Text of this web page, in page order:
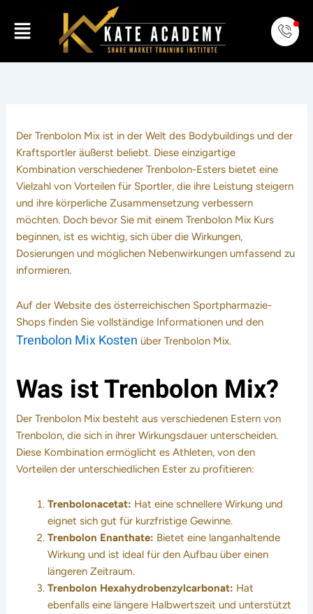
Menu
Der Trenbolon Mix ist in der Welt des Bodybuildings und der
Kraftsportler äußerst beliebt. Diese einzigartige
Kombination verschiedener Trenbolon-Esters bietet eine
Vielzahl von Vorteilen für Sportler, die ihre Leistung steigern
und ihre körperliche Zusammensetzung verbessern
möchten. Doch bevor Sie mit einem Trenbolon Mix Kurs
beginnen, ist es wichtig, sich über die Wirkungen,
Dosierungen und möglichen Nebenwirkungen umfassend zu
informieren.
Auf der Website des österreichischen Sportpharmazie-
Shops finden Sie vollständige Informationen und den
Trenbolon Mix Kosten über Trenbolon Mix.
Was ist Trenbolon Mix?
Der Trenbolon Mix besteht aus verschiedenen Estern von
Trenbolon, die sich in ihrer Wirkungsdauer unterscheiden.
Diese Kombination ermöglicht es Athleten, von den
Vorteilen der unterschiedlichen Ester zu profitieren:
Trenbolonacetat: Hat eine schnellere Wirkung und
eignet sich gut für kurzfristige Gewinne.
Trenbolon Enanthate: Bietet eine langanhaltende
Wirkung und ist ideal für den Aufbau über einen
längeren Zeitraum.
Trenbolon Hexahydrobenzylcarbonat: Hat
ebenfalls eine längere Halbwertszeit und unterstützt